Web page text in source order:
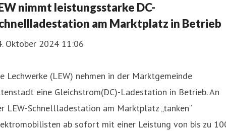
nimmt leistungsstarke DC-
am Marktplatz in Betrieb
Oktober 2024 11:06
Lechwerke (LEW) nehmen in der Marktgemeinde
eine Gleichstrom(DC)-Ladestation in Betrieb. An
LEW-Schnellladestation am Marktplatz „tanken“
ab sofort mit einer Leistung von bis zu